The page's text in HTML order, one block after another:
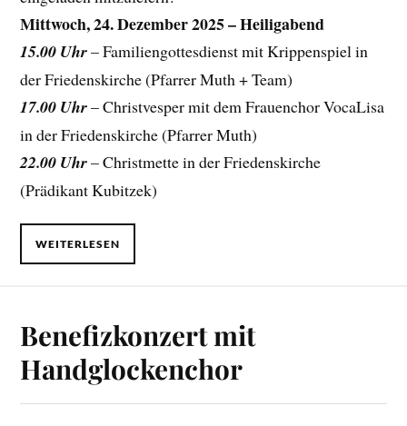
Mittwoch, 24. Dezember 2025 – Heiligabend
15.00 Uhr– Familiengottesdienst mit Krippenspiel in
der Friedenskirche (Pfarrer Muth + Team)
17.00 Uhr– Christvesper mit dem Frauenchor VocaLisa
in der Friedenskirche (Pfarrer Muth)
22.00 Uhr– Christmette in der Friedenskirche
(Prädikant Kubitzek)
WEITERLESEN
Benefizkonzert mit
Handglockenchor